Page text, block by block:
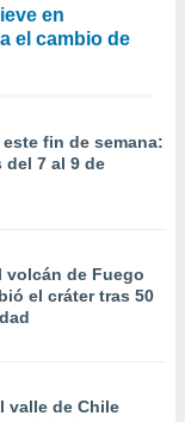
en
el cambio de
fin de semana:
del 7 al 9 de
volcán de Fuego
el cráter tras 50
valle de Chile